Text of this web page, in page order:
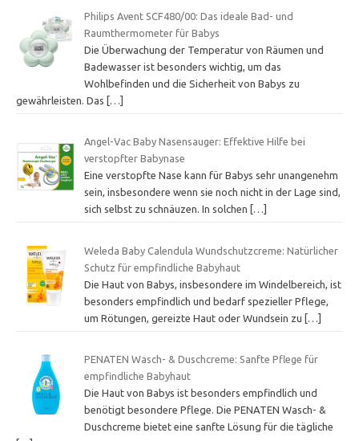
Philips Avent SCF480/00: Das ideale Bad- und
Raumthermometer für Babys
Die Überwachung der Temperatur von Räumen und
Badewasser ist besonders wichtig, um das
Wohlbefinden und die Sicherheit von Babys zu
gewährleisten. Das […]
Angel-Vac Baby Nasensauger: Effektive Hilfe bei
verstopfter Babynase
Eine verstopfte Nase kann für Babys sehr unangenehm
sein, insbesondere wenn sie noch nicht in der Lage sind,
sich selbst zu schnäuzen. In solchen
[…]
Weleda Baby Calendula Wundschutzcreme: Natürlicher
Schutz für empfindliche Babyhaut
Die Haut von Babys, insbesondere im Windelbereich, ist
besonders empfindlich und bedarf spezieller Pflege,
um Rötungen, gereizte Haut oder Wundsein zu […]
PENATEN Wasch- & Duschcreme: Sanfte Pflege für
empfindliche Babyhaut
Die Haut von Babys ist besonders empfindlich und
benötigt besondere Pflege. Die PENATEN Wasch- &
Duschcreme bietet eine sanfte Lösung für die tägliche